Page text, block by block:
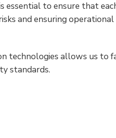
essential to ensure that
and ensuring
technologies allows us to
standards.